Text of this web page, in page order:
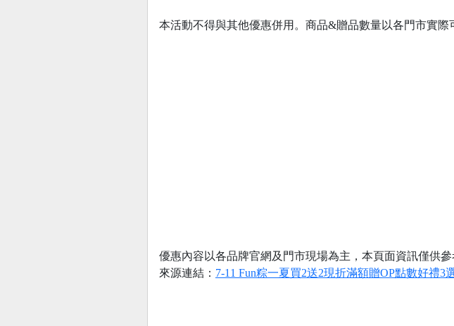
本活動不得與其他優惠併用。商品&贈品數量以各門市實際
優惠內容以各品牌官網及門市現場為主，本頁面資訊僅供參
來源連結： 7-11 Fun粽一夏買2送2現折滿額贈OP點數好禮3